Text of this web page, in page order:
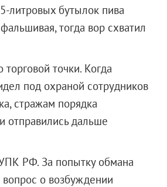
литровых бутылок пива
тогда вор схватил
точки. Когда
под охраной сотрудников
стражам порядка
отправились дальше
УПК РФ. За попытку обмана
о возбуждении